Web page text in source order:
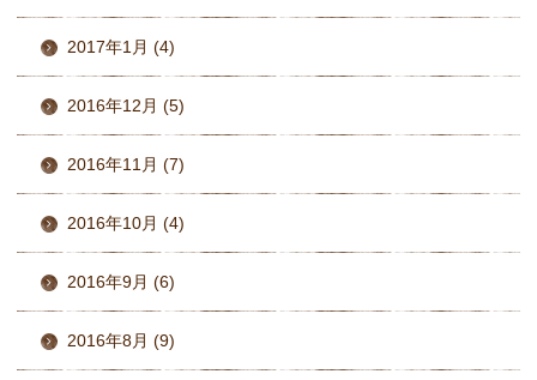
2017年1月 (4)
2016年12月 (5)
2016年11月 (7)
2016年10月 (4)
2016年9月 (6)
2016年8月 (9)